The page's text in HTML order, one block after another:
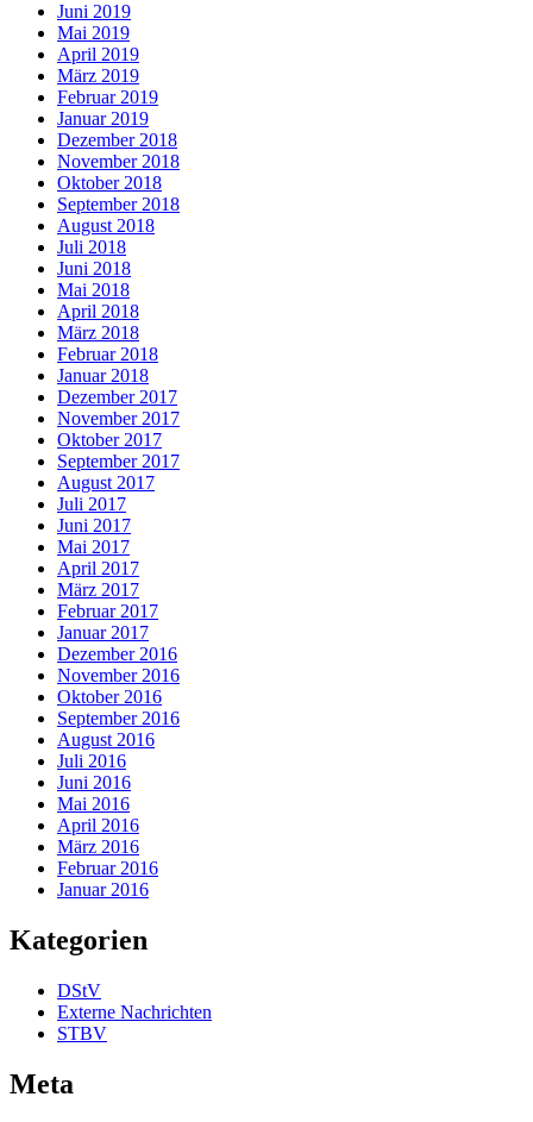
Juni 2019
Mai 2019
April 2019
März 2019
Februar 2019
Januar 2019
Dezember 2018
November 2018
Oktober 2018
September 2018
August 2018
Juli 2018
Juni 2018
Mai 2018
April 2018
März 2018
Februar 2018
Januar 2018
Dezember 2017
November 2017
Oktober 2017
September 2017
August 2017
Juli 2017
Juni 2017
Mai 2017
April 2017
März 2017
Februar 2017
Januar 2017
Dezember 2016
November 2016
Oktober 2016
September 2016
August 2016
Juli 2016
Juni 2016
Mai 2016
April 2016
März 2016
Februar 2016
Januar 2016
Kategorien
DStV
Externe Nachrichten
STBV
Meta